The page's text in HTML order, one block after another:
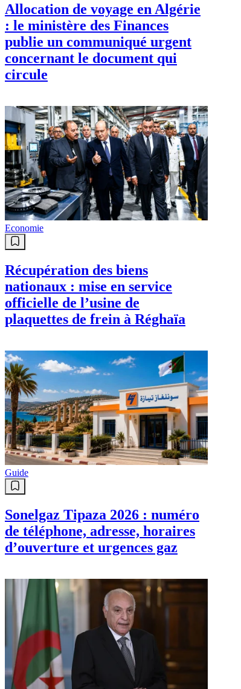
Allocation de voyage en Algérie
: le ministère des Finances
publie un communiqué urgent
concernant le document qui
circule
Economie
Récupération des biens
nationaux : mise en service
officielle de l’usine de
plaquettes de frein à Réghaïa
Guide
Sonelgaz Tipaza 2026 : numéro
de téléphone, adresse, horaires
d’ouverture et urgences gaz